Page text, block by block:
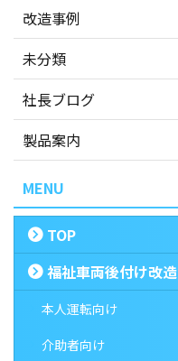
改造事例
未分類
社長ブログ
製品案内
MENU
TOP
福祉車両後付け改造
本人運転向け
介助者向け